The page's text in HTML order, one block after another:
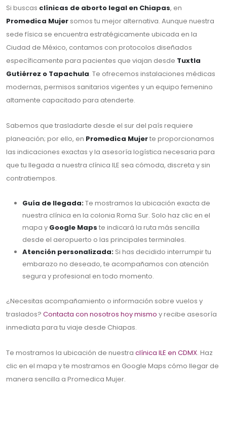
Si buscas clínicas de aborto legal en Chiapas, en
Promedica Mujer somos tu mejor alternativa. Aunque nuestra
sede física se encuentra estratégicamente ubicada en la
Ciudad de México, contamos con protocolos diseñados
específicamente para pacientes que viajan desde Tuxtla
Gutiérrez o Tapachula. Te ofrecemos instalaciones médicas
modernas, permisos sanitarios vigentes y un equipo femenino
altamente capacitado para atenderte.
Sabemos que trasladarte desde el sur del país requiere
planeación; por ello, en Promedica Mujerte proporcionamos
las indicaciones exactas y la asesoría logística necesaria para
que tu llegada a nuestra clínica ILE sea cómoda, discreta y sin
contratiempos.
Guía de llegada:Te mostramos la ubicación exacta de
nuestra clínica en la colonia Roma Sur. Solo haz clic en el
mapa y Google Maps te indicará la ruta más sencilla
desde el aeropuerto o las principales terminales.
Atención personalizada: Si has decidido interrumpir tu
embarazo no deseado, te acompañamos con atención
segura y profesional en todo momento.
¿Necesitas acompañamiento o información sobre vuelos y
traslados? Contacta con nosotros hoy mismo y recibe asesoría
inmediata para tu viaje desde Chiapas.
Te mostramos la ubicación de nuestra clínica ILE en CDMX. Haz
clic en el mapa y te mostramos en Google Maps cómo llegar de
manera sencilla a Promedica Mujer.